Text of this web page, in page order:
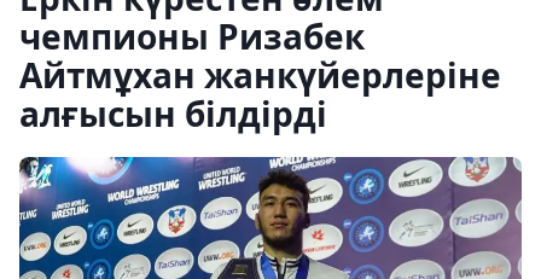
чемпионы Ризабек
Айтмұхан жанкүйерлеріне
алғысын білдірді